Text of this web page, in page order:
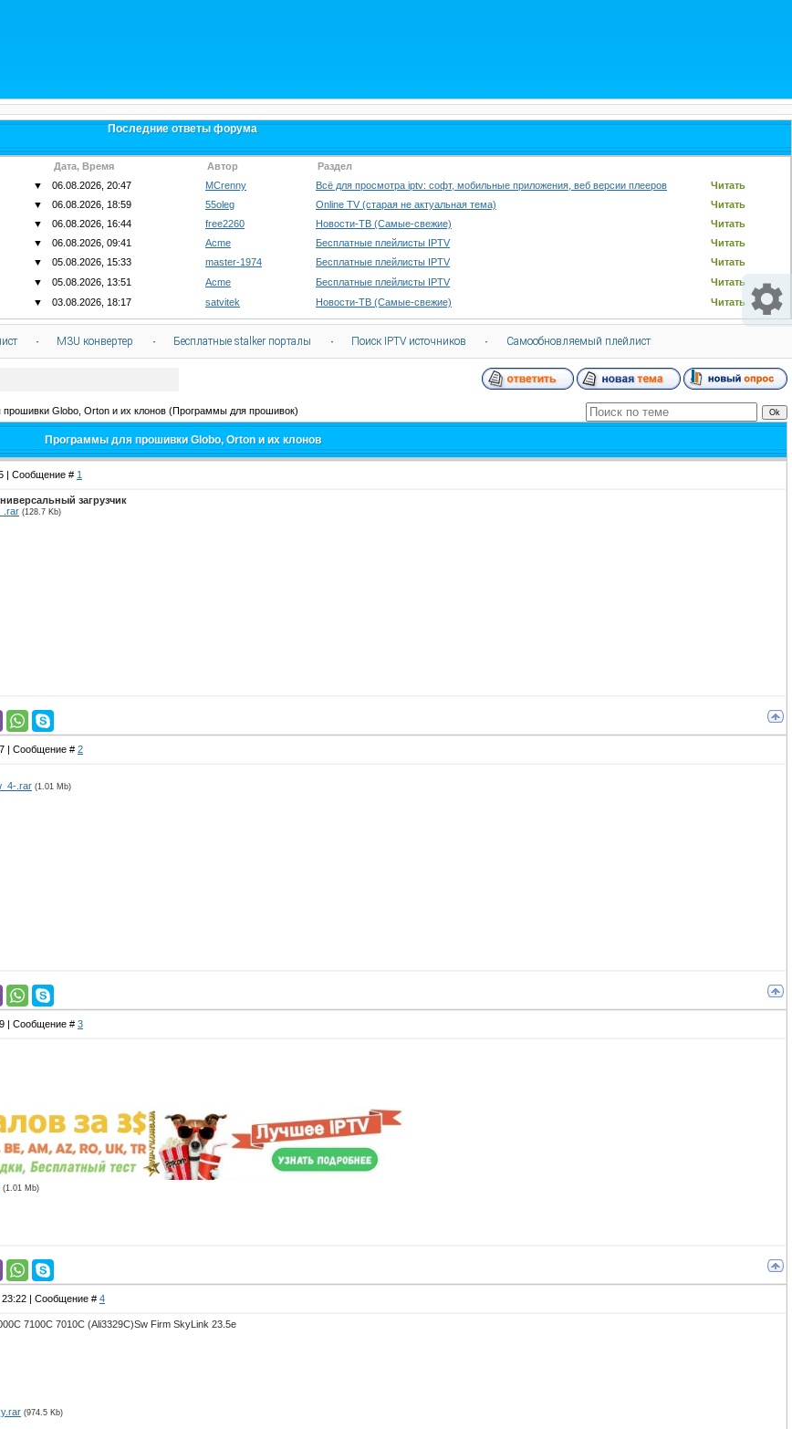
Последние ответы форума
Дата, Время Автор Раздел
▼ 06.08.2026, 20:47 MCrenny Всё для просмотра iptv: софт, мобильные приложения, веб версии плееров Читать
▼ 06.08.2026, 18:59 55oleg Online TV (старая не актуальная тема) Читать
▼ 06.08.2026, 16:44 free2260 Новости-ТВ (Самые-свежие) Читать
▼ 06.08.2026, 09:41 Acme Бесплатные плейлисты IPTV Читать
▼ 05.08.2026, 15:33 master-1974 Бесплатные плейлисты IPTV Читать
▼ 05.08.2026, 13:51 Acme Бесплатные плейлисты IPTV Читать
▼ 03.08.2026, 18:17 satvitek Новости-ТВ (Самые-свежие) Читать
· M3U конвертер · Бесплатные stalker порталы · Поиск IPTV источников · Самообновляемый плейлист
Globo, Orton и их клонов (Программы для прошивок)
Программы для прошивки Globo, Orton и их клонов
| Сообщение # 1
загрузчик
(128.7 Kb)
| Сообщение # 2
.rar (1.01 Mb)
| Сообщение # 3
(1.01 Mb)
23:22 | Сообщение # 4
7100C 7010C (Ali3329C)Sw Firm SkyLink 23.5e
(974.5 Kb)